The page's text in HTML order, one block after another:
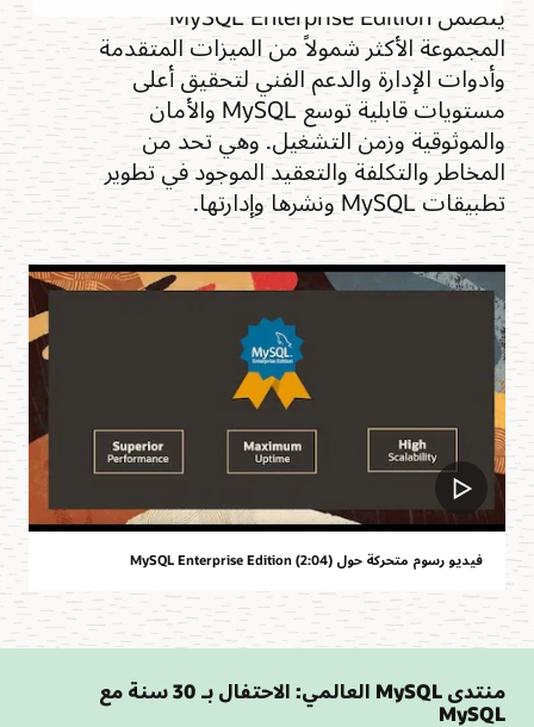
يتضمن MySQL Enterprise Edition
المجموعة الأكثر شمولاً من الميزات المتقدمة
وأدوات الإدارة والدعم الفني لتحقيق أعلى
مستويات قابلية توسع MySQL والأمان
والموثوقية وزمن التشغيل. وهي تحد من
المخاطر والتكلفة والتعقيد الموجود في تطوير
تطبيقات MySQL ونشرها وإدارتها.
فيديو رسوم متحركة حول MySQL Enterprise Edition (2:04)
منتدى MySQL العالمي: الاحتفال بـ 30 سنة مع
MySQL